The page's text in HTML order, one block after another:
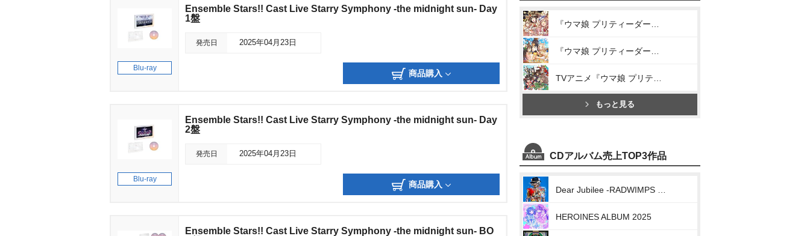
M
Blu-ray
Ensemble Stars!! Cast Live Starry Symphony -the midnight sun- Day
1盤
発売日 2025年04月23日
商品購入
Blu-ray
Ensemble Stars!! Cast Live Starry Symphony -the midnight sun- Day
2盤
発売日 2025年04月23日
商品購入
Ensemble Stars!! Cast Live Starry Symphony -the midnight sun- BO
もっと見る
CDアルバム売上TOP3作品
HEROINES ALBUM 2025